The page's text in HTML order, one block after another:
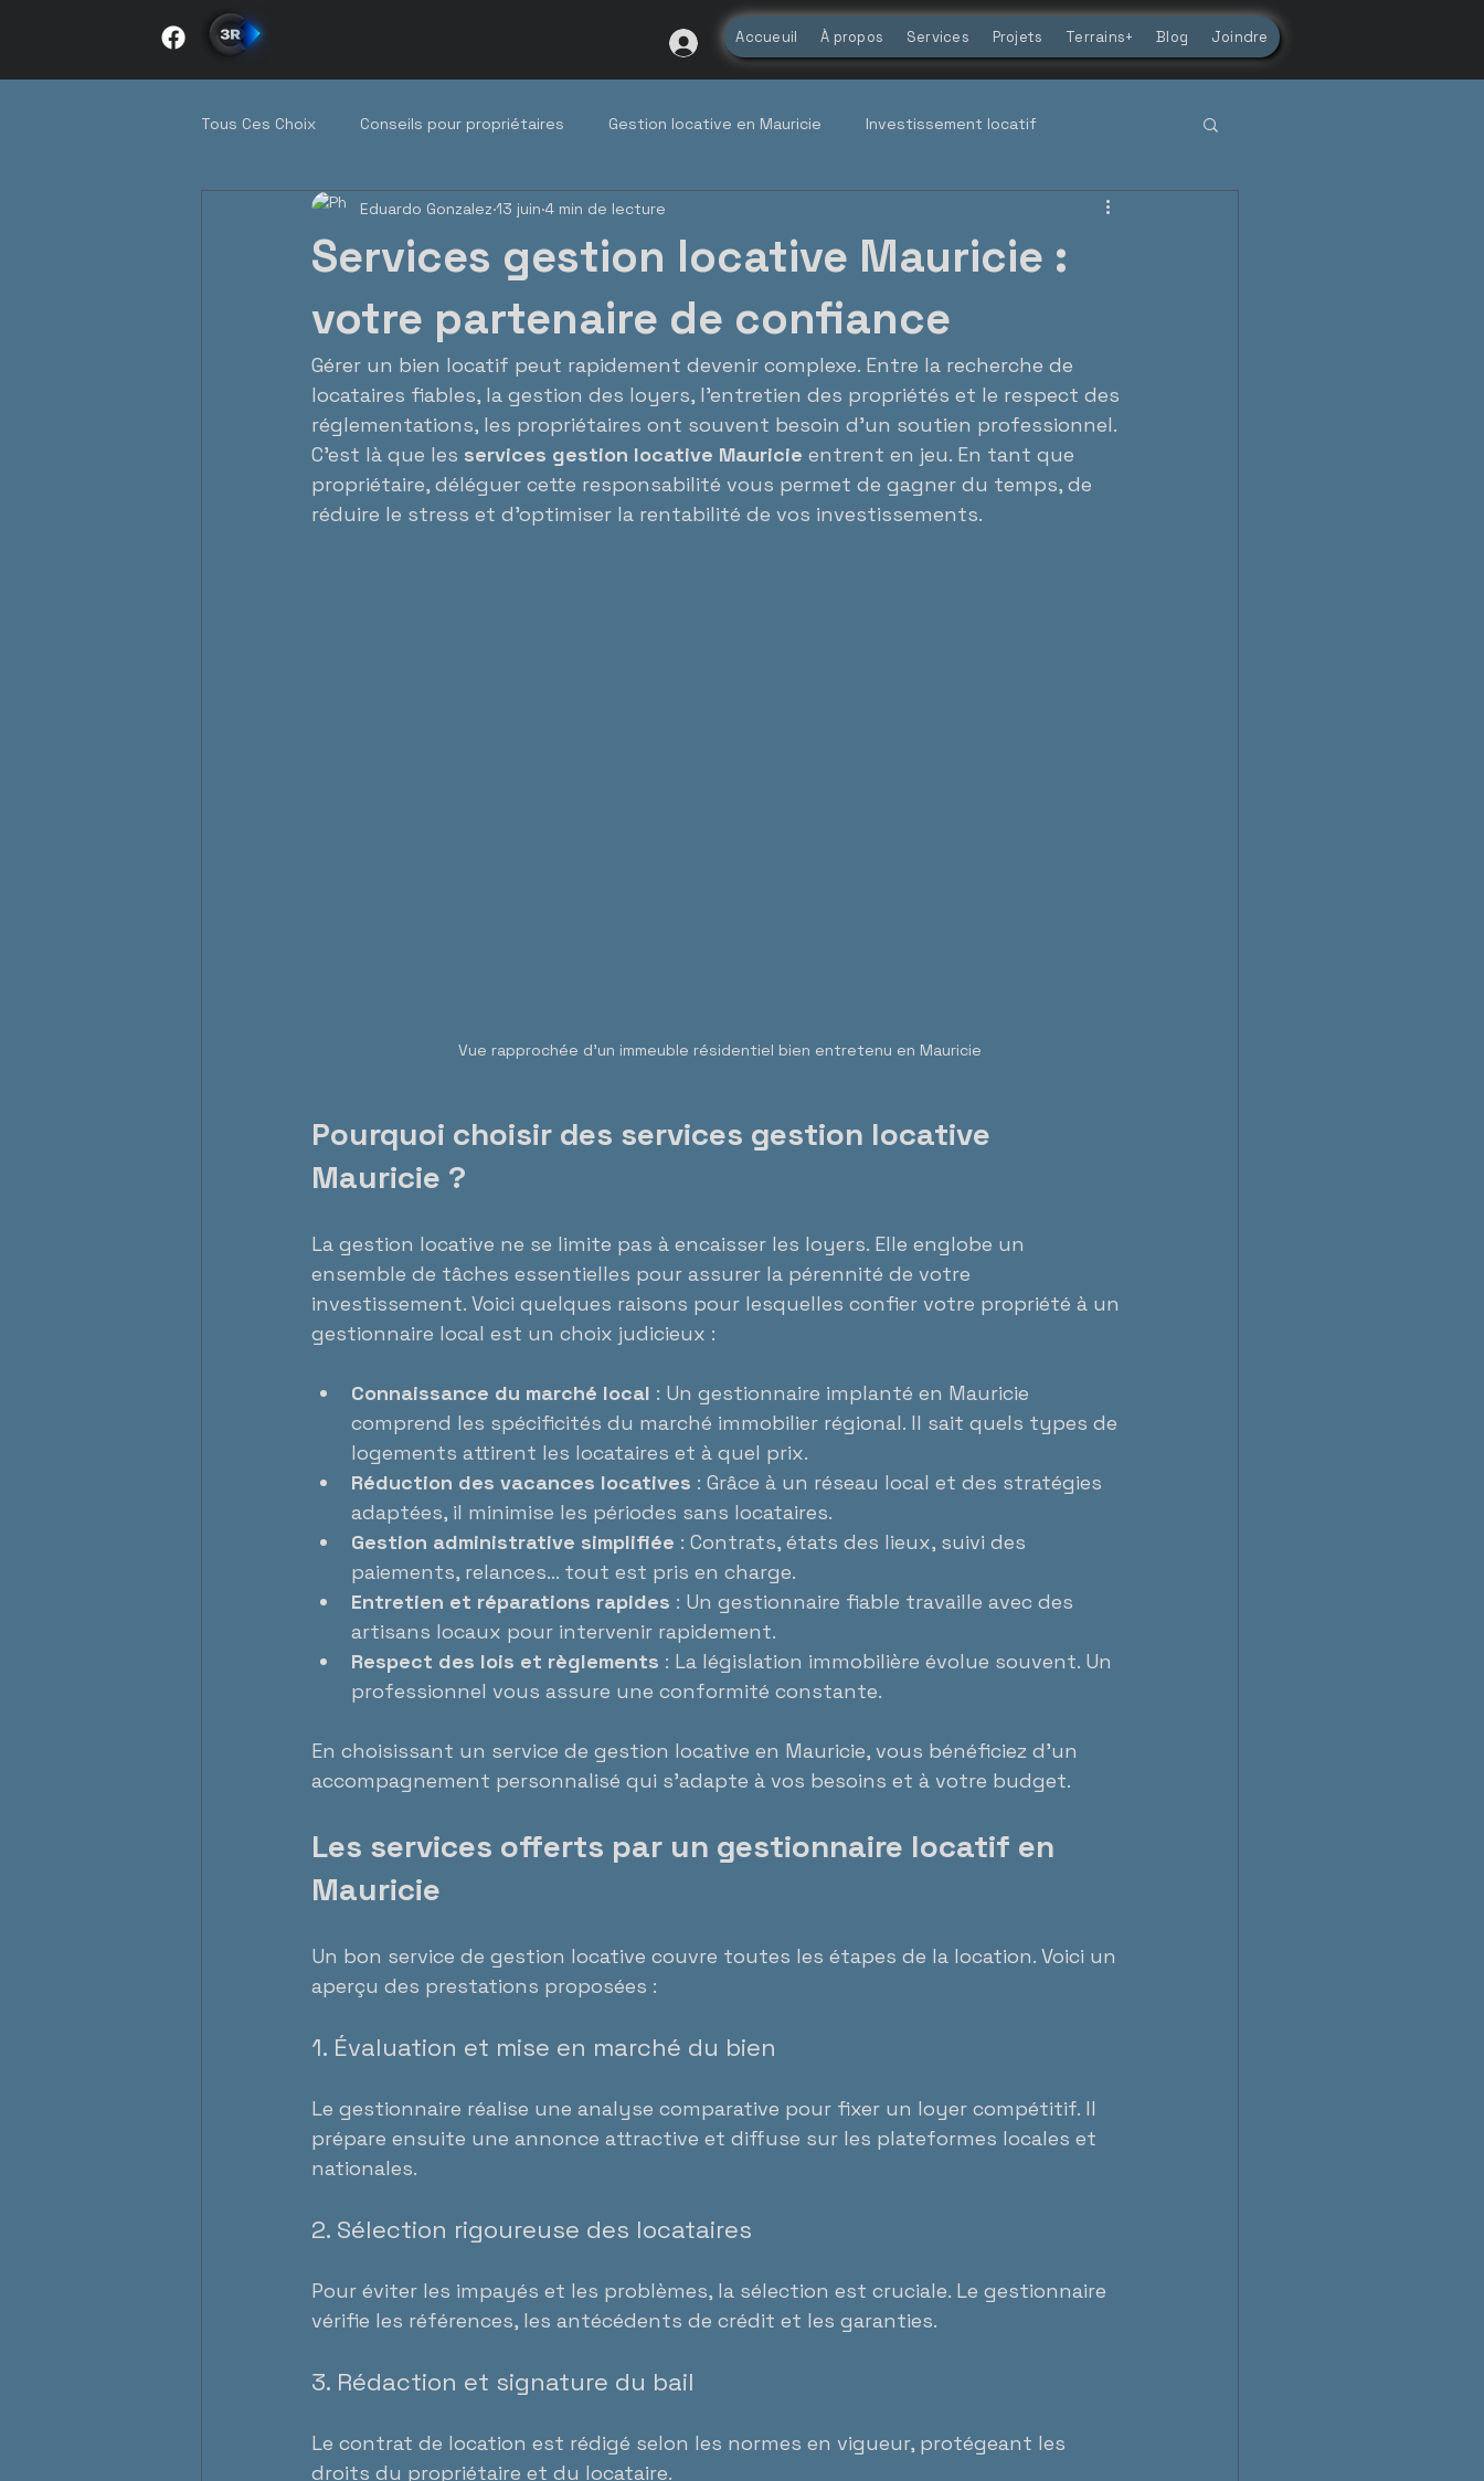
Accueuil À propos Services Projets Terrains+ Blog Joindre
Tous Ces Choix Conseils pour propriétaires Gestion locative en Mauricie Investissement locatif
Tendances du marché québécois Réglementation locative (TAL)
Immobilier au quotidien entretien propriétaire, entretien p
Services gestion locative Mauricie :
votre partenaire de confiance
Eduardo Gonzalez 13 juin 4 min de lecture
Gérer un bien locatif peut rapidement devenir complexe. Entre la recherche de
locataires fiables, la gestion des loyers, l’entretien des propriétés et le respect des
réglementations, les propriétaires ont souvent besoin d’un soutien professionnel.
C’est là que les services gestion locative Mauricie entrent en jeu. En tant que
propriétaire, déléguer cette responsabilité vous permet de gagner du temps, de
réduire le stress et d’optimiser la rentabilité de vos investissements.
Vue rapprochée d’un immeuble résidentiel bien entretenu en Mauricie
Pourquoi choisir des services gestion locative
Mauricie ?
La gestion locative ne se limite pas à encaisser les loyers. Elle englobe un
ensemble de tâches essentielles pour assurer la pérennité de votre
investissement. Voici quelques raisons pour lesquelles confier votre propriété à un
gestionnaire local est un choix judicieux :
Connaissance du marché local : Un gestionnaire implanté en Mauricie
comprend les spécificités du marché immobilier régional. Il sait quels types de
logements attirent les locataires et à quel prix.
Réduction des vacances locatives : Grâce à un réseau local et des stratégies
adaptées, il minimise les périodes sans locataires.
Gestion administrative simplifiée : Contrats, états des lieux, suivi des
paiements, relances… tout est pris en charge.
Entretien et réparations rapides : Un gestionnaire fiable travaille avec des
artisans locaux pour intervenir rapidement.
Respect des lois et règlements : La législation immobilière évolue souvent. Un
professionnel vous assure une conformité constante.
En choisissant un service de gestion locative en Mauricie, vous bénéficiez d’un
accompagnement personnalisé qui s’adapte à vos besoins et à votre budget.
Les services offerts par un gestionnaire locatif en
Mauricie
Un bon service de gestion locative couvre toutes les étapes de la location. Voici un
aperçu des prestations proposées :
1. Évaluation et mise en marché du bien
Le gestionnaire réalise une analyse comparative pour fixer un loyer compétitif. Il
prépare ensuite une annonce attractive et diffuse sur les plateformes locales et
nationales.
2. Sélection rigoureuse des locataires
Pour éviter les impayés et les problèmes, la sélection est cruciale. Le gestionnaire
vérifie les références, les antécédents de crédit et les garanties.
3. Rédaction et signature du bail
Le contrat de location est rédigé selon les normes en vigueur, protégeant les
droits du propriétaire et du locataire.